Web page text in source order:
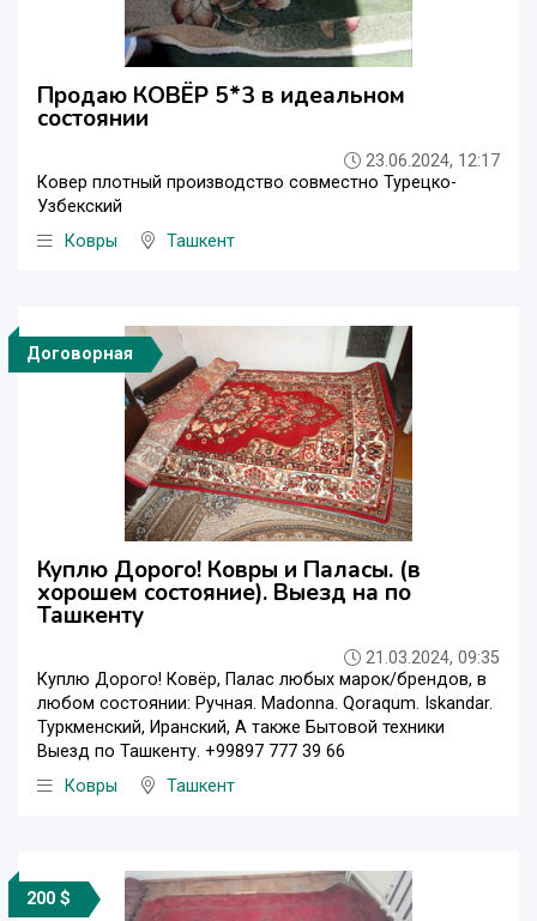
Продаю КОВЁР 5*3 в идеальном
состоянии
23.06.2024, 12:17
Ковер плотный производство совместно Турецко-
Узбекский
Ковры
Ташкент
Договорная
Куплю Дорого! Ковры и Паласы. (в
хорошем состояние). Выезд на по
Ташкенту
21.03.2024, 09:35
Куплю Дорого! Ковёр, Палас любых марок/брендов, в
любом состоянии: Ручная. Madonna. Qoraqum. Iskandar.
Туркменский, Иранский, А также Бытовой техники
Выезд по Ташкенту. +99897 777 39 66
Ковры
Ташкент
200 $